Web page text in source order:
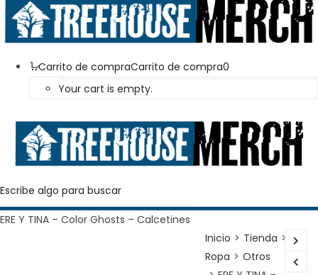
Carrito de compraCarrito de compra0
Your cart is empty.
Artistas
ERE Y TINA – Color Ghosts – Calcetines
Inicio > Tienda >
Ropa > Otros